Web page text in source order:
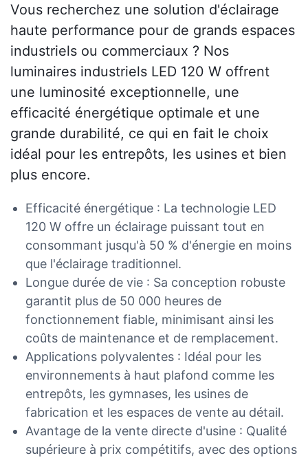
Vous recherchez une solution d'éclairage
haute performance pour de grands espaces
industriels ou commerciaux ? Nos
luminaires industriels LED 120 W offrent
une luminosité exceptionnelle, une
efficacité énergétique optimale et une
grande durabilité, ce qui en fait le choix
idéal pour les entrepôts, les usines et bien
plus encore.
Efficacité énergétique : La technologie LED
120 W offre un éclairage puissant tout en
consommant jusqu'à 50 % d'énergie en moins
que l'éclairage traditionnel.
Longue durée de vie : Sa conception robuste
garantit plus de 50 000 heures de
fonctionnement fiable, minimisant ainsi les
coûts de maintenance et de remplacement.
Applications polyvalentes : Idéal pour les
environnements à haut plafond comme les
entrepôts, les gymnases, les usines de
fabrication et les espaces de vente au détail.
Avantage de la vente directe d'usine : Qualité
supérieure à prix compétitifs, avec des options